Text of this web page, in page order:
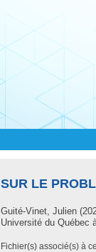
SUR LE
Guité-Vinet, Julien
Université du Québec
Fichier(s) associé(s) à